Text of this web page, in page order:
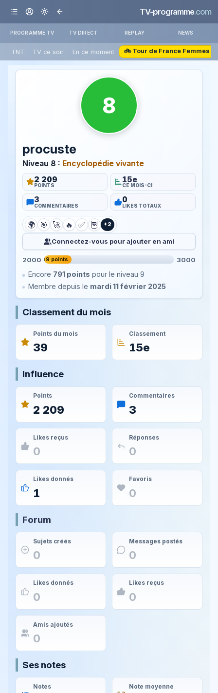
TV-programme.com
PROGRAMME TV TV DIRECT REPLAY NEWS
TNT TV ce soir En ce moment 🚲 Tour de France Femmes
8
procuste
Niveau 8 : Encyclopédie vivante
2 209
POINTS
15e
CE MOIS-CI
3
COMMENTAIRES
0
LIKES TOTAUX
🌍 🎯 🚀 🔥 ✅ 🦉 +2
Connectez-vous pour ajouter en ami
20002 209 points 3000
Encore 791 points pour le niveau 9
Membre depuis le mardi 11 février 2025
Classement du mois
Points du mois
39
Classement
15e
Influence
Points
2 209
Commentaires
3
Likes reçus
0
Réponses
0
Likes donnés
1
Favoris
0
Forum
Sujets créés
0
Messages postés
0
Likes donnés
0
Likes reçus
0
Amis ajoutés
0
Ses notes
Notes Note moyenne